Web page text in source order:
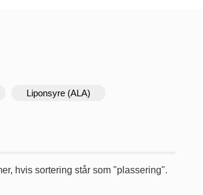
Liponsyre (ALA)
hvis sortering står som "plassering".